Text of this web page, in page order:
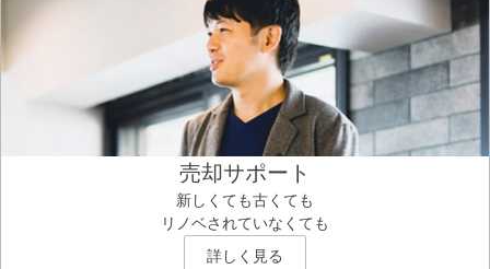
売却サポート
新しくても古くても
リノベされていなくても
詳しく見る